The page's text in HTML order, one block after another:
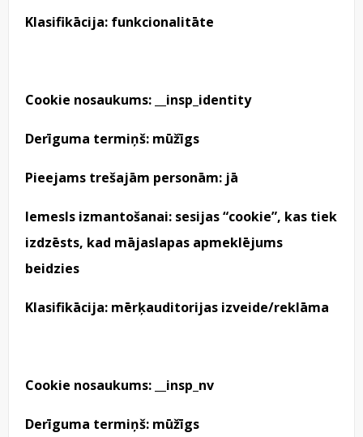
Klasifikācija: funkcionalitāte
Cookie nosaukums: __insp_identity
Derīguma termiņš: mūžīgs
Pieejams trešajām personām: jā
Iemesls izmantošanai: sesijas “cookie”, kas tiek
izdzēsts, kad mājaslapas apmeklējums
beidzies
Klasifikācija: mērķauditorijas izveide/reklāma
Cookie nosaukums: __insp_nv
Derīguma termiņš: mūžīgs